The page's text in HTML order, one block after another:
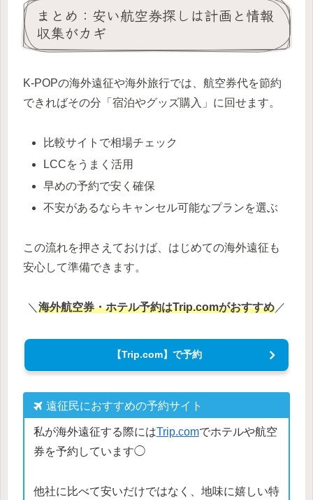
まとめ：安い航空券探しは計画と情報
収集がカギ
K-POPの海外遠征や海外旅行では、航空券代を節約
できればその分「宿泊やグッズ購入」に回せます。
比較サイトで相場チェック
LCCをうまく活用
早めの予約で安く確保
不安があるならキャンセル可能なプランを選ぶ
この流れを押さえておけば、はじめての海外遠征も
安心して準備できます。
＼ 海外航空券・ホテル予約はTrip.comがおすすめ ／
【Trip.com】で予約
遠征民におすすめの予約サイト
私が海外遠征する際にはTrip.comでホテルや航空
券を予約しています◯
他社に比べて安いだけではなく、地味に嬉しい特